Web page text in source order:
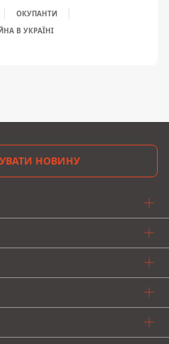
ОКУПАНТИ
В УКРАЇНІ
НОВИНУ